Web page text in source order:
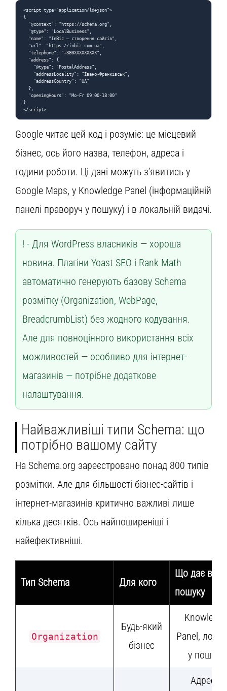
<script type="application/ld+json">
{
}
</script>
Google читає цей код і розуміє: це місцевий
бізнес, ось його назва, телефон, адреса і
години роботи. Ці дані можуть з’явитись у
Google Maps, у Knowledge Panel (інформаційній
панелі праворуч у пошуку) і в локальній видачі.
Для WordPress власників — хороша
новина. Плагіни Yoast SEO і Rank Math
автоматично генерують базову Schema
розмітку (Organization, WebPage,
BreadcrumbList) без жодного кодування.
Але для повноцінного використання всіх
можливостей — особливо для інтернет-
магазинів — потрібне додаткове
налаштування.
Найважливіші типи Schema: що
потрібно вашому сайту
На Schema.org зареєстровано понад 800 типів
розмітки. Але для більшості бізнес-сайтів і
інтернет-магазинів критично важливі лише
кілька десятків. Ось найпоширеніші і
найефективніші.
Тип Schema Для кого
Що дає в
пошуку
Organization
Будь-який
бізнес
Panel,
у пошуку
Адреса,